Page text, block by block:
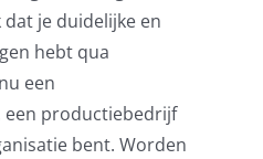
je duidelijke en
hebt qua
een
productiebedrijf
bent. Worden